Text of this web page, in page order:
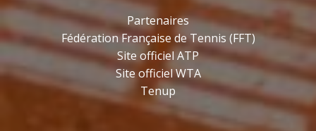
Partenaires
Fédération Française de Tennis (FFT)
Site officiel ATP
Site officiel WTA
Tenup